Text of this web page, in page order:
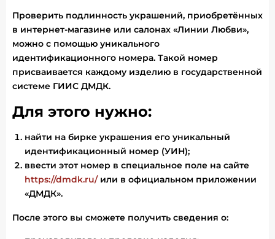
Проверить подлинность украшений, приобретённых
в интернет-магазине или салонах «Линии Любви»,
можно с помощью уникального
идентификационного номера. Такой номер
присваивается каждому изделию в государственной
системе ГИИС ДМДК.
Для этого нужно:
найти на бирке украшения его уникальный
идентификационный номер (УИН);
ввести этот номер в специальное поле на сайте
https://dmdk.ru/или в официальном приложении
«ДМДК».
После этого вы сможете получить сведения о: